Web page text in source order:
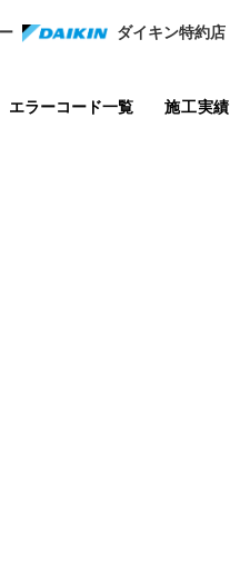
ダイキン特約店
エラーコード一覧 施工実績